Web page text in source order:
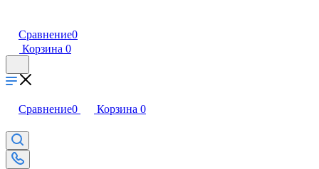
Сравнение0
Корзина 0
Сравнение0 Корзина 0